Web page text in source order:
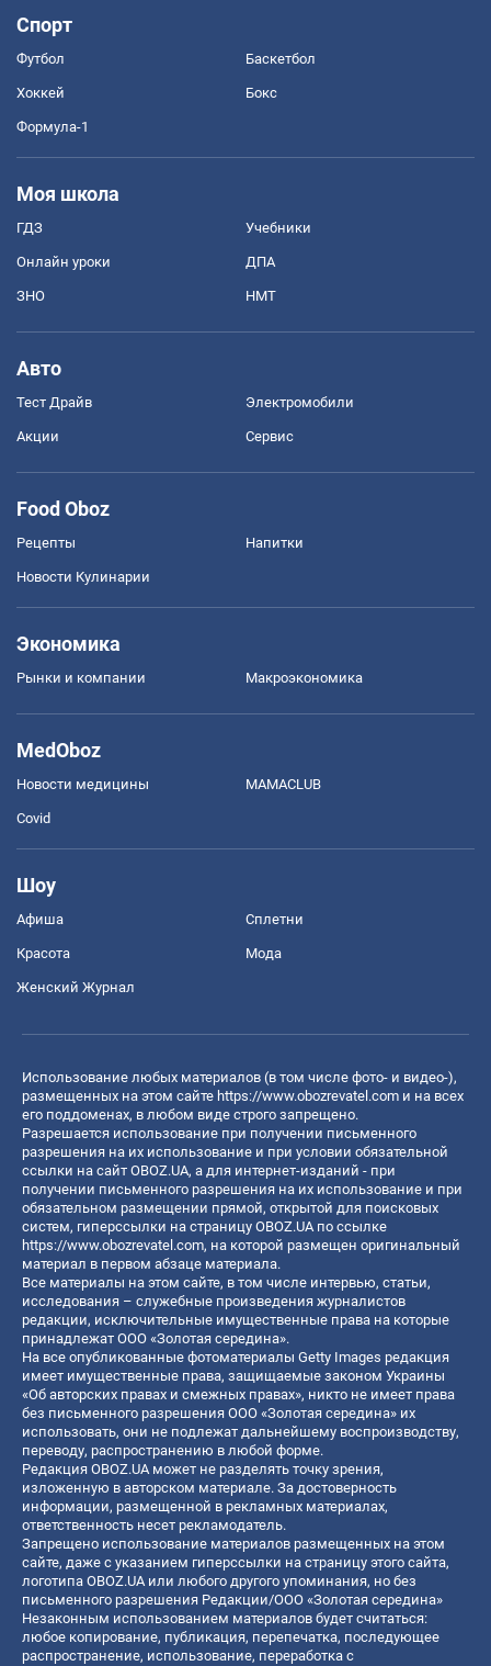
Спорт
Футбол Баскетбол
Хоккей Бокс
Формула-1
Моя школа
ГДЗ Учебники
Онлайн уроки ДПА
ЗНО НМТ
Авто
Тест Драйв Электромобили
Акции Сервис
Food Oboz
Рецепты Напитки
Новости Кулинарии
Экономика
Рынки и компании Mакроэкономика
MedOboz
Новости медицины MAMACLUB
Covid
Шоу
Афиша Сплетни
Красота Мода
Женский Журнал
Использование любых материалов (в том числе фото- и видео-),
размещенных на этом сайте https://www.obozrevatel.com и на всех
его поддоменах, в любом виде строго запрещено.
Разрешается использование при получении письменного
разрешения на их использование и при условии обязательной
ссылки на сайт OBOZ.UA, а для интернет-изданий - при
получении письменного разрешения на их использование и при
обязательном размещении прямой, открытой для поисковых
систем, гиперссылки на страницу OBOZ.UA по ссылке
https://www.obozrevatel.com, на которой размещен оригинальный
материал в первом абзаце материала.
Все материалы на этом сайте, в том числе интервью, статьи,
исследования – служебные произведения журналистов
редакции, исключительные имущественные права на которые
принадлежат ООО «Золотая середина».
На все опубликованные фотоматериалы Getty Images редакция
имеет имущественные права, защищаемые законом Украины
«Об авторских правах и смежных правах», никто не имеет права
без письменного разрешения ООО «Золотая середина» их
использовать, они не подлежат дальнейшему воспроизводству,
переводу, распространению в любой форме.
Редакция OBOZ.UA может не разделять точку зрения,
изложенную в авторском материале. За достоверность
информации, размещенной в рекламных материалах,
ответственность несет рекламодатель.
Запрещено использование материалов размещенных на этом
сайте, даже с указанием гиперссылки на страницу этого сайта,
логотипа OBOZ.UA или любого другого упоминания, но без
письменного разрешения Редакции/ООО «Золотая середина»
Незаконным использованием материалов будет считаться:
любое копирование, публикация, перепечатка, последующее
распространение, использование, переработка с